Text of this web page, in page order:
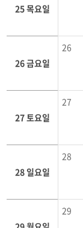
25 목요일
26 금요일
26
27 토요일
27
28 일요일
28
29